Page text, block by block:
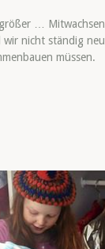
…
wir nicht ständig
müssen.